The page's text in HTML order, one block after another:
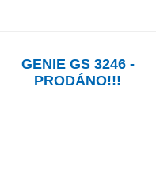
GENIE GS 3246 -
PRODÁNO!!!